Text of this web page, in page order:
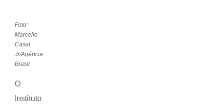
Foto:
Marcello
Casal
Jr/Agência
Brasil
O
Instituto